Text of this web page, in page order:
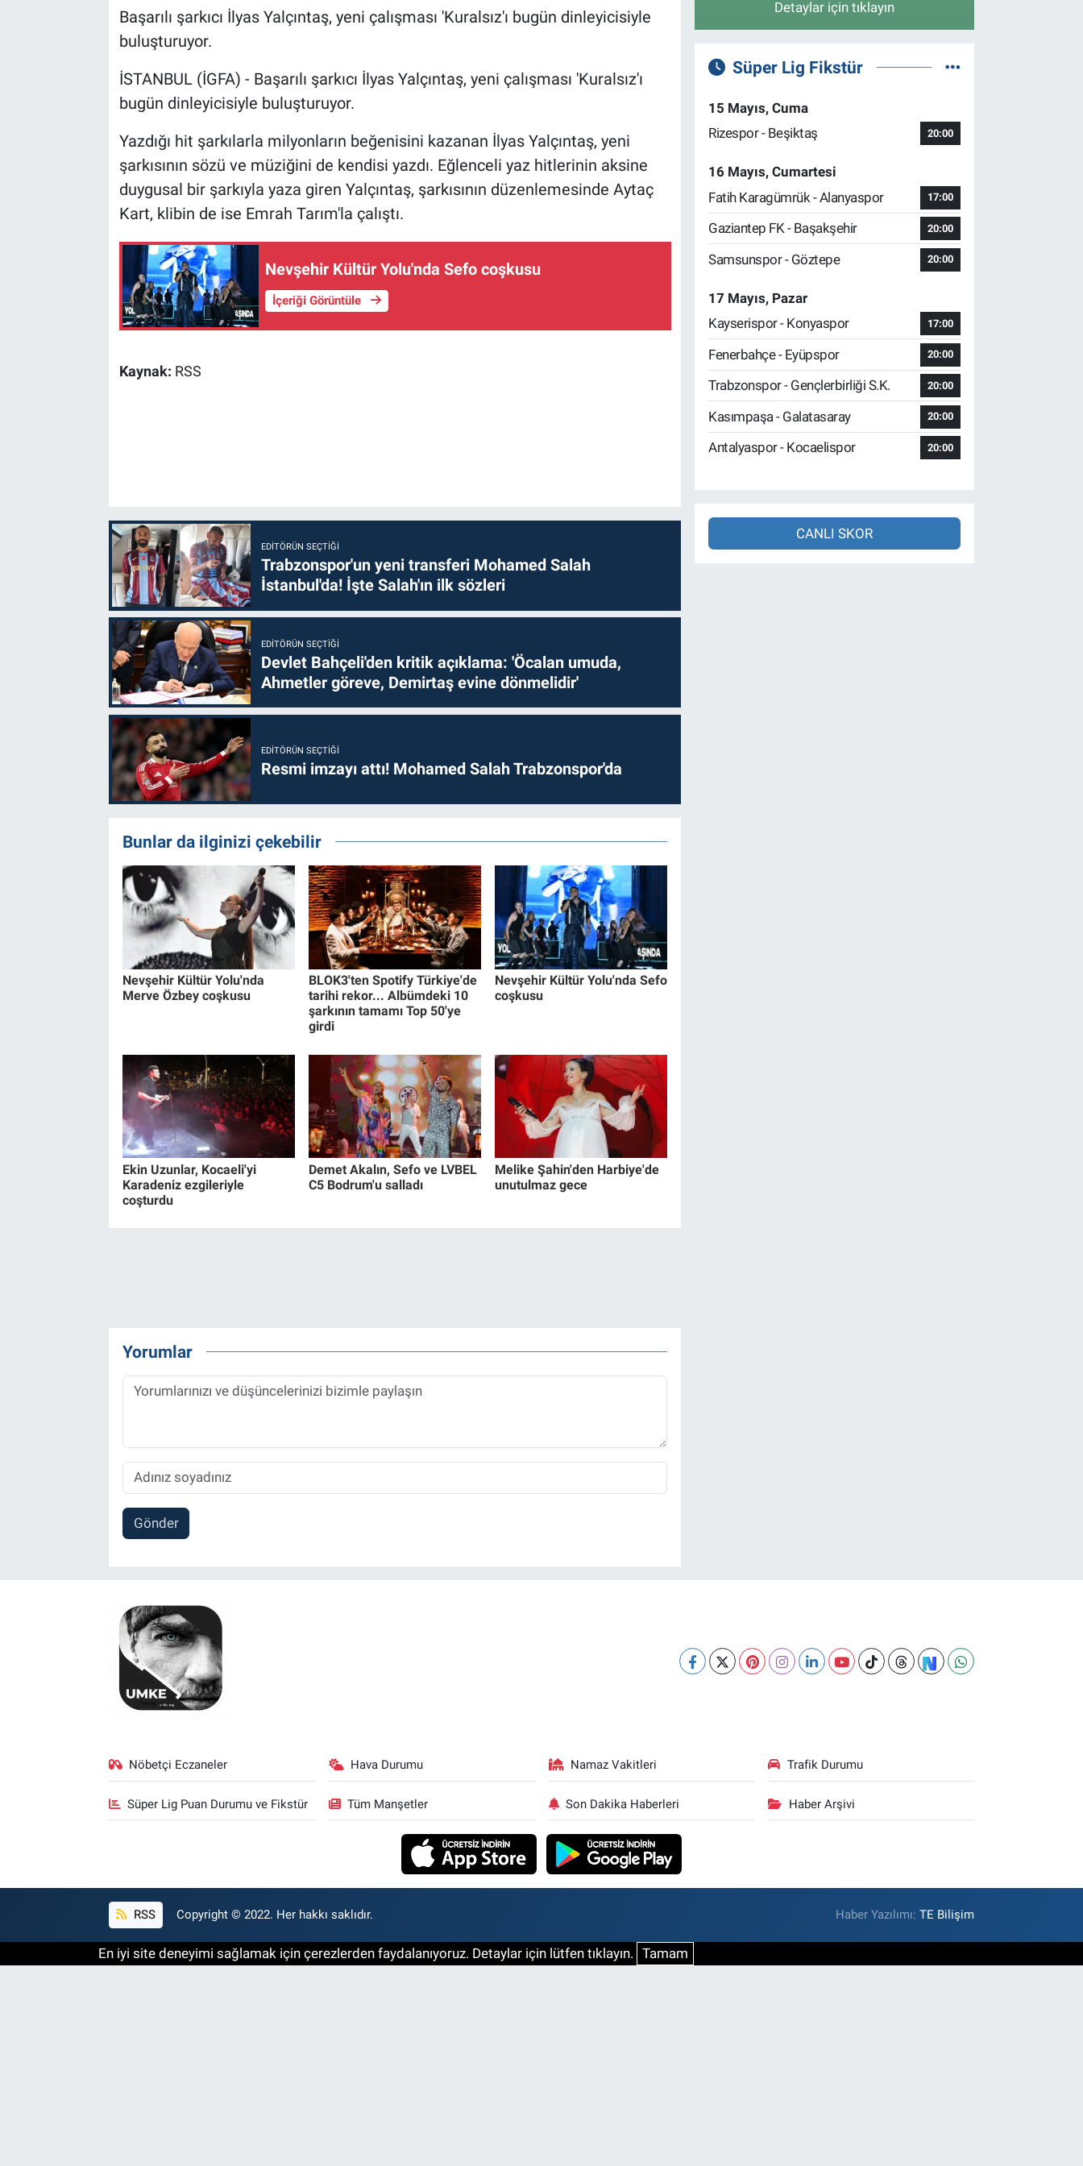
Başarılı şarkıcı İlyas Yalçıntaş, yeni çalışması 'Kuralsız'ı bugün dinleyicisiyle
buluşturuyor.
İSTANBUL (İGFA) - Başarılı şarkıcı İlyas Yalçıntaş, yeni çalışması 'Kuralsız'ı
bugün dinleyicisiyle buluşturuyor.
Yazdığı hit şarkılarla milyonların beğenisini kazanan İlyas Yalçıntaş, yeni
şarkısının sözü ve müziğini de kendisi yazdı. Eğlenceli yaz hitlerinin aksine
duygusal bir şarkıyla yaza giren Yalçıntaş, şarkısının düzenlemesinde Aytaç
Kart, klibin de ise Emrah Tarım'la çalıştı.
Nevşehir Kültür Yolu'nda Sefo coşkusu
İçeriği Görüntüle
Kaynak: RSS
EDITÖRÜN SEÇTIĞI
Trabzonspor'un yeni transferi Mohamed Salah
İstanbul'da! İşte Salah'ın ilk sözleri
EDITÖRÜN SEÇTIĞI
Devlet Bahçeli'den kritik açıklama: 'Öcalan umuda,
Ahmetler göreve, Demirtaş evine dönmelidir'
EDITÖRÜN SEÇTIĞI
Resmi imzayı attı! Mohamed Salah Trabzonspor'da
Bunlar da ilginizi çekebilir
Nevşehir Kültür Yolu'nda
Merve Özbey coşkusu
BLOK3'ten Spotify Türkiye'de
tarihi rekor... Albümdeki 10
şarkının tamamı Top 50'ye
girdi
Nevşehir Kültür Yolu'nda Sefo
coşkusu
Ekin Uzunlar, Kocaeli'yi
Karadeniz ezgileriyle
coşturdu
Demet Akalın, Sefo ve LVBEL
C5 Bodrum'u salladı
Melike Şahin'den Harbiye'de
unutulmaz gece
Yorumlar
Gönder
Detaylar için tıklayın
Süper Lig Fikstür
15 Mayıs, Cuma
Rizespor - Beşiktaş
20:00
16 Mayıs, Cumartesi
Fatih Karagümrük - Alanyaspor
17:00
Gaziantep FK - Başakşehir 20:00
Samsunspor - Göztepe 20:00
17 Mayıs, Pazar
Kayserispor - Konyaspor
17:00
Fenerbahçe - Eyüpspor 20:00
Trabzonspor - Gençlerbirliği S.K. 20:00
Kasımpaşa - Galatasaray 20:00
Antalyaspor - Kocaelispor 20:00
CANLI SKOR
Nöbetçi Eczaneler Hava Durumu Namaz Vakitleri Trafik Durumu
Süper Lig Puan Durumu ve Fikstür Tüm Manşetler Son Dakika Haberleri Haber Arşivi
RSS Copyright © 2022. Her hakkı saklıdır. Haber Yazılımı:TE Bilişim
En iyi site deneyimi sağlamak için çerezlerden faydalanıyoruz. Detaylar için lütfen tıklayın. Tamam